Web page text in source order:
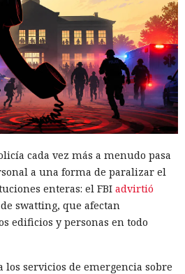
cada vez más a menudo pasa
a una forma de paralizar el
enteras: el FBI advirtió
swatting, que afectan
edificios y personas en todo
los servicios de emergencia sobre